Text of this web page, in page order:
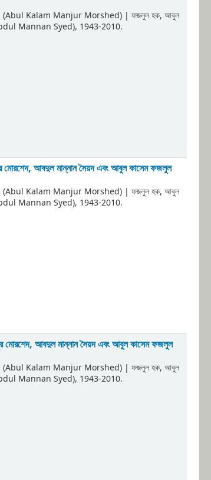
(Abul Kalam Manjur Morshed)| ফজলুল হক, আবুল
Mannan Syed), 1943-2010.
মোরশেদ, আবদুল মান্নান সৈয়দ এবং আবুল কাসেম ফজলুল
(Abul Kalam Manjur Morshed)| ফজলুল হক, আবুল
Mannan Syed), 1943-2010.
মোরশেদ, আবদুল মান্নান সৈয়দ এবং আবুল কাসেম ফজলুল
(Abul Kalam Manjur Morshed)| ফজলুল হক, আবুল
Mannan Syed), 1943-2010.